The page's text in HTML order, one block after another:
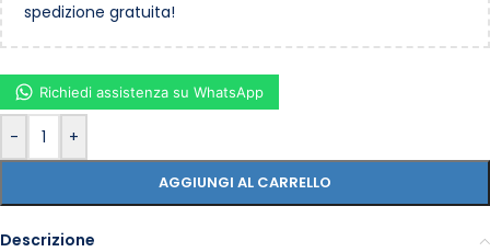
spedizione gratuita!
- +
AGGIUNGI AL CARRELLO
Richiedi assistenza su WhatsApp
Descrizione